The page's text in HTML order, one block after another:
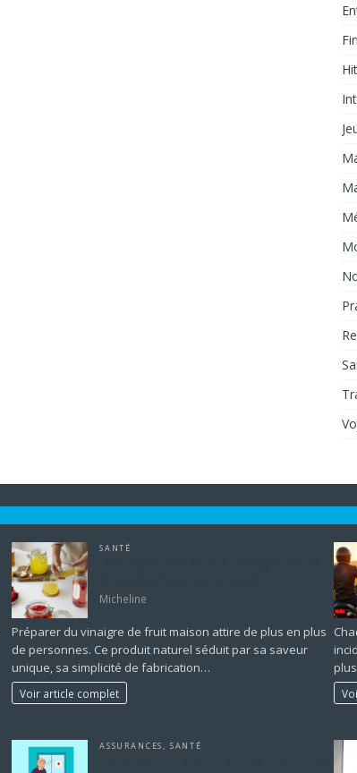
SANTÉ
Micheline
Préparer du vinaigre de fruit maison attire de plus en plus
de personnes. Ce produit naturel séduit par sa saveur
unique, sa simplicité de fabrication…
Voir article complet
ASSURANCES, SANTÉ